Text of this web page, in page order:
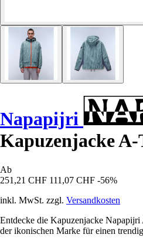
Napapijri
Kapuzenjacke
Ab
251,21 CHF 111,07 CHF -56%
inkl. MwSt. zzgl. Versandkosten
Entdecke die Kapuzenjacke
der ikonischen Marke für einen